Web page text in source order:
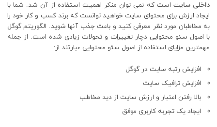
داخلی سایت است که نمی توان منکر اهمیت استفاده از آن شد. شما با
ایجاد ارزش برای محتوای سایت خواهید توانست که برند کسب و کار خود را
به مخاطبان مورد نظر معرفی کنید و باعث جذب آنها شوید. الگوریتم گوگل
با اصول سئو محتوایی دچار تغییرات و تحولات زیادی شده است. از جمله
مهمترین مزایای استفاده از اصول سئو محتوایی عبارتند از:
افزایش رتبه سایت در گوگل
افزایش ترافیک سایت
بالا رفتن اعتبار و ارزش سایت از دید مخاطب
ایجاد یک تجربه کاربری موفق